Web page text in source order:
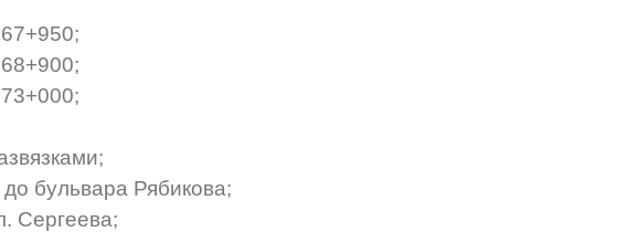
бульвара Рябикова;
Сергеева;